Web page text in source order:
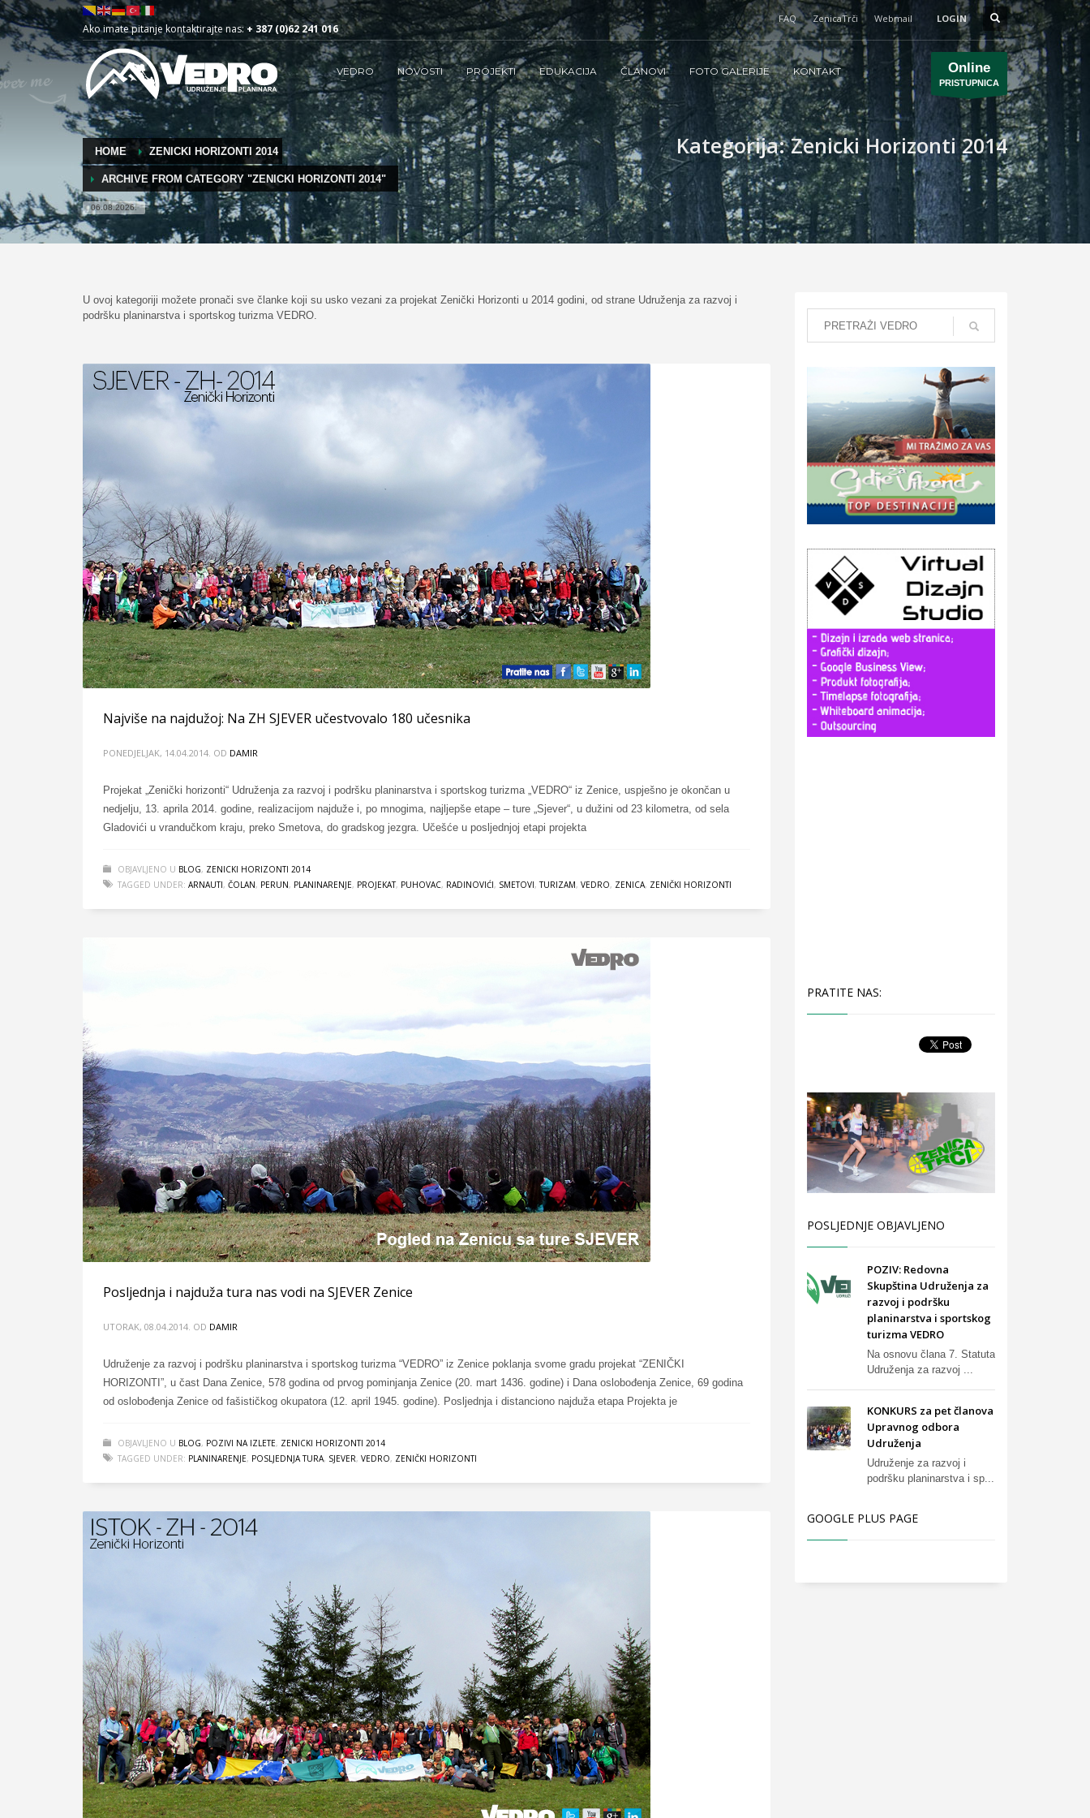
Ako imate pitanje kontaktirajte nas: + 387 (0)62 241 016
FAQ ZenicaTrči Webmail LOGIN
VEDRO NOVOSTI PROJEKTI EDUKACIJA ČLANOVI FOTO GALERIJE KONTAKT Online
PRISTUPNICA
HOME ZENICKI HORIZONTI 2014
ARCHIVE FROM CATEGORY "ZENICKI HORIZONTI 2014"
06.08.2026.
Kategorija: Zenicki Horizonti 2014
U ovoj kategoriji možete pronači sve članke koji su usko vezani za projekat Zenički Horizonti u 2014 godini, od strane Udruženja za razvoj i
podršku planinarstva i sportskog turizma VEDRO.
Najviše na najdužoj: Na ZH SJEVER učestvovalo 180 učesnika
PONEDJELJAK, 14.04.2014. OD DAMIR
Projekat „Zenički horizonti“ Udruženja za razvoj i podršku planinarstva i sportskog turizma „VEDRO“ iz Zenice, uspješno je okončan u
nedjelju, 13. aprila 2014. godine, realizacijom najduže i, po mnogima, najljepše etape – ture „Sjever“, u dužini od 23 kilometra, od sela
Gladovići u vrandučkom kraju, preko Smetova, do gradskog jezgra. Učešće u posljednjoj etapi projekta
OBJAVLJENO U BLOG, ZENICKI HORIZONTI 2014
TAGGED UNDER: ARNAUTI, ČOLAN, PERUN, PLANINARENJE, PROJEKAT, PUHOVAC, RADINOVIĆI, SMETOVI,TURIZAM, VEDRO, ZENICA, ZENIČKI HORIZONTI
Posljednja i najduža tura nas vodi na SJEVER Zenice
UTORAK, 08.04.2014. OD DAMIR
Udruženje za razvoj i podršku planinarstva i sportskog turizma “VEDRO” iz Zenice poklanja svome gradu projekat “ZENIČKI
HORIZONTI”, u čast Dana Zenice, 578 godina od prvog pominjanja Zenice (20. mart 1436. godine) i Dana oslobođenja Zenice, 69 godina
od oslobođenja Zenice od fašističkog okupatora (12. april 1945. godine). Posljednja i distanciono najduža etapa Projekta je
OBJAVLJENO U BLOG, POZIVI NA IZLETE, ZENICKI HORIZONTI 2014
TAGGED UNDER: PLANINARENJE, POSLJEDNJA TURA, SJEVER, VEDRO, ZENIČKI HORIZONTI
PRATITE NAS:
POSLJEDNJE OBJAVLJENO
POZIV: Redovna
Skupština Udruženja za
razvoj i podršku
planinarstva i sportskog
turizma VEDRO
Na osnovu člana 7. Statuta
Udruženja za razvoj ...
KONKURS za pet članova
Upravnog odbora
Udruženja
Udruženje za razvoj i
podršku planinarstva i sp...
GOOGLE PLUS PAGE